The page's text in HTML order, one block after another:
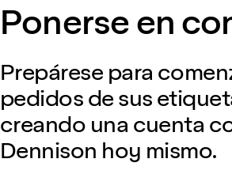
Ponerse en
Prepárese para
pedidos de sus
creando una cuenta
Dennison hoy mismo.